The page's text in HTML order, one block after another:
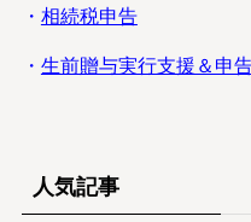
・ 相続税申告
・ 生前贈与実行支援＆申
人気記事